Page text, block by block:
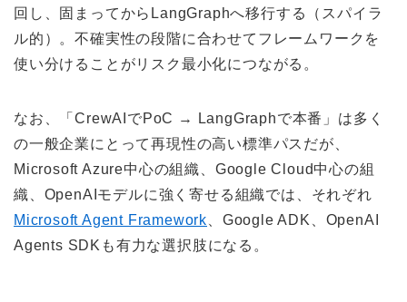
回し、固まってからLangGraphへ移行する（スパイラ
ル的）。不確実性の段階に合わせてフレームワークを
使い分けることがリスク最小化につながる。
なお、「CrewAIでPoC → LangGraphで本番」は多く
の一般企業にとって再現性の高い標準パスだが、
Microsoft Azure中心の組織、Google Cloud中心の組
織、OpenAIモデルに強く寄せる組織では、それぞれ
Microsoft Agent Framework 、Google ADK、OpenAI
Agents SDKも有力な選択肢になる。